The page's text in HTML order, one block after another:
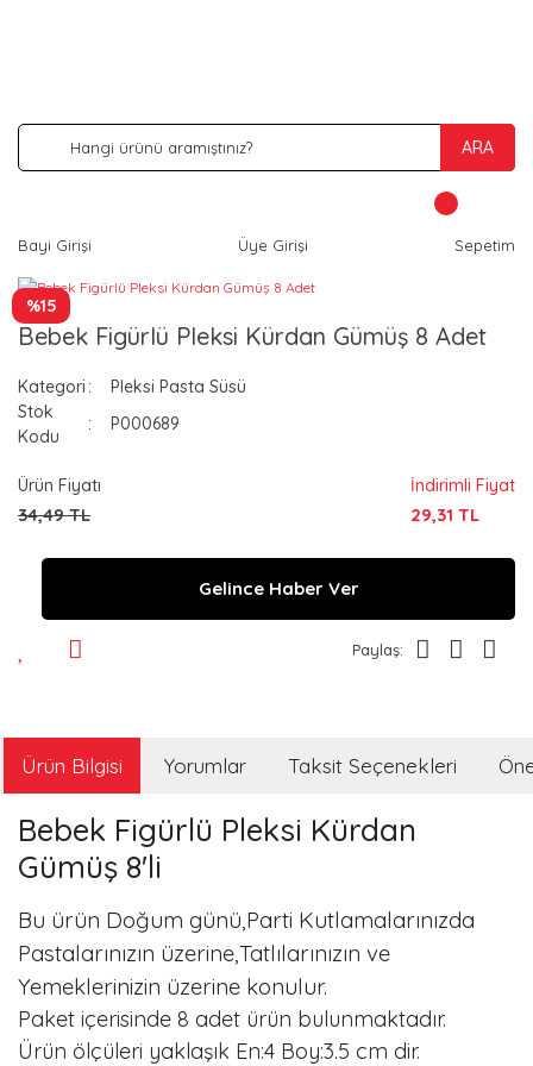
ARA
Bayi Girişi Üye Girişi Sepetim
%15
Bebek Figürlü Pleksi Kürdan Gümüş 8 Adet
Kategori
Pleksi Pasta Süsü
Stok
Kodu
P000689
Ürün Fiyatı
34,49 TL
İndirimli Fiyat
29,31 TL
Gelince Haber Ver
Paylaş:
Ürün Bilgisi Yorumlar Taksit Seçenekleri
Bebek Figürlü Pleksi Kürdan
Gümüş 8'li
Bu ürün Doğum günü,Parti Kutlamalarınızda
Pastalarınızın üzerine,Tatlılarınızın ve
Yemeklerinizin üzerine konulur.
Paket içerisinde 8 adet ürün bulunmaktadır.
Ürün ölçüleri yaklaşık En:4 Boy:3.5 cm dir.